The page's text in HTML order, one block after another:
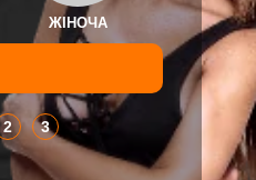
ЖІНОЧА
2 3